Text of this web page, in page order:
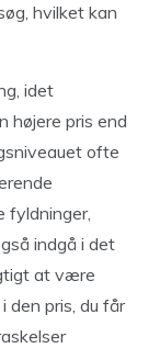
hvilket kan
idet
højere pris end
ofte
fyldninger,
indgå i det
at være
den pris, du får